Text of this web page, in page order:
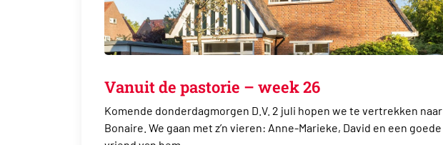
Vanuit de pastorie – week 26
Komende donderdagmorgen D.V. 2 juli hopen we te vertrekken naar
Bonaire. We gaan met z’n vieren: Anne-Marieke, David en een goede